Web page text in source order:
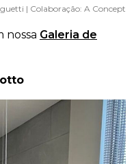
| Colaboração: A Concept
nossa Galeria de